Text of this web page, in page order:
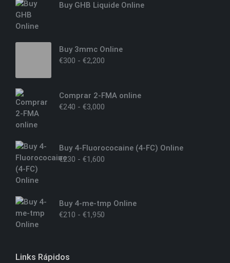
Buy GHB Liquide Online
Buy 3mmc Online
€300 - €2,200
Comprar 2-FMA online
€240 - €3,000
Buy 4-Fluorococaine (4-FC) Online
€230 - €1,600
Buy 4-me-tmp Online
€210 - €1,950
Links Rápidos